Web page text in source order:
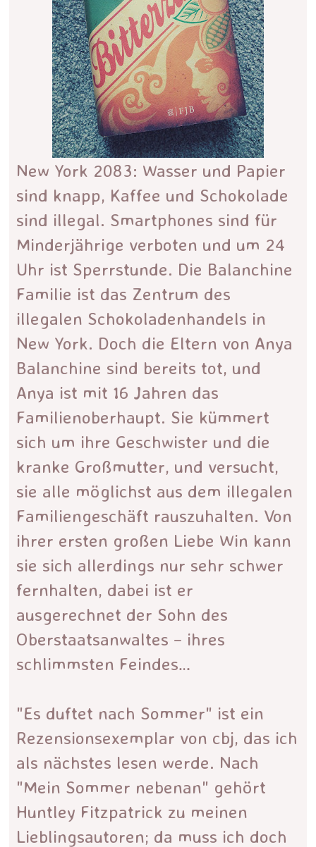
New York 2083: Wasser und Papier
sind knapp, Kaffee und Schokolade
sind illegal. Smartphones sind für
Minderjährige verboten und um 24
Uhr ist Sperrstunde. Die Balanchine
Familie ist das Zentrum des
illegalen Schokoladenhandels in
New York. Doch die Eltern von Anya
Balanchine sind bereits tot, und
Anya ist mit 16 Jahren das
Familienoberhaupt. Sie kümmert
sich um ihre Geschwister und die
kranke Großmutter, und versucht,
sie alle möglichst aus dem illegalen
Familiengeschäft rauszuhalten. Von
ihrer ersten großen Liebe Win kann
sie sich allerdings nur sehr schwer
fernhalten, dabei ist er
ausgerechnet der Sohn des
Oberstaatsanwaltes – ihres
schlimmsten Feindes…
"Es duftet nach Sommer" ist ein
Rezensionsexemplar von cbj, das ich
als nächstes lesen werde. Nach
"Mein Sommer nebenan" gehört
Huntley Fitzpatrick zu meinen
Lieblingsautoren; da muss ich doch